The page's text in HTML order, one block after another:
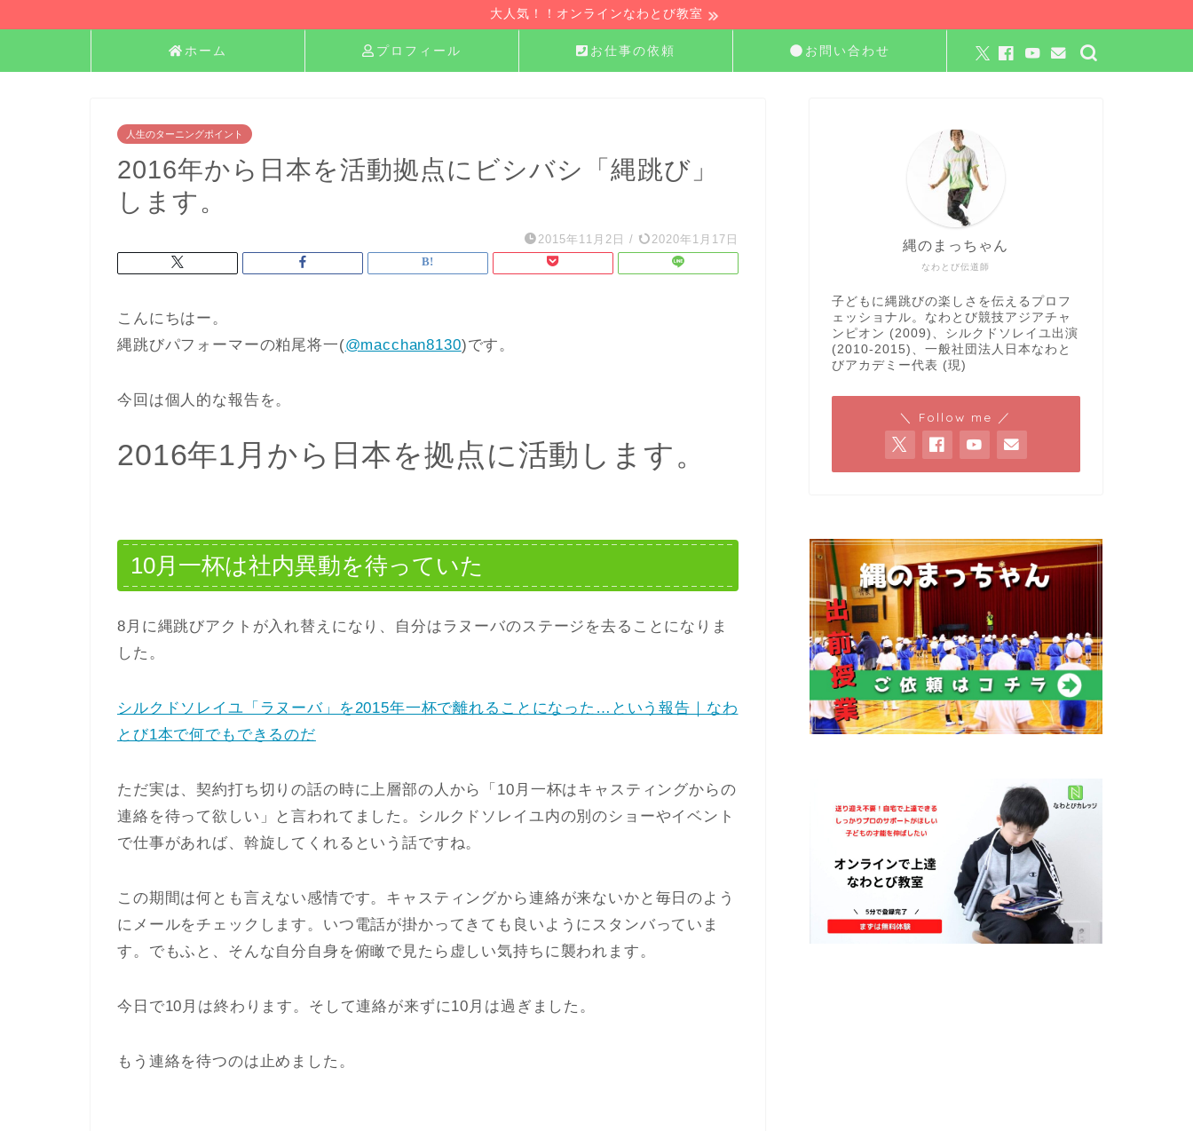
大人気！！オンラインなわとび教室
ホーム プロフィール お仕事の依頼 お問い合わせ
人生のターニングポイント
2016年から日本を活動拠点にビシバシ「縄跳び」
します。
2015年11月2日 / 2020年1月17日
こんにちはー。
縄跳びパフォーマーの粕尾将一(@macchan8130)です。
今回は個人的な報告を。
2016年1月から日本を拠点に活動します。
10月一杯は社内異動を待っていた
8月に縄跳びアクトが入れ替えになり、自分はラヌーバのステージを去ることになりま
した。
シルクドソレイユ「ラヌーバ」を2015年一杯で離れることになった…という報告｜なわ
とび1本で何でもできるのだ
ただ実は、契約打ち切りの話の時に上層部の人から「10月一杯はキャスティングからの
連絡を待って欲しい」と言われてました。シルクドソレイユ内の別のショーやイベント
で仕事があれば、斡旋してくれるという話ですね。
この期間は何とも言えない感情です。キャスティングから連絡が来ないかと毎日のよう
にメールをチェックします。いつ電話が掛かってきても良いようにスタンバっていま
す。でもふと、そんな自分自身を俯瞰で見たら虚しい気持ちに襲われます。
今日で10月は終わります。そして連絡が来ずに10月は過ぎました。
もう連絡を待つのは止めました。
なわとび伝道師
縄のまっちゃん
子どもに縄跳びの楽しさを伝えるプロフ
ェッショナル。なわとび競技アジアチャ
ンピオン (2009)、シルクドソレイユ出演
(2010-2015)、一般社団法人日本なわと
びアカデミー代表 (現)
＼ Follow me ／